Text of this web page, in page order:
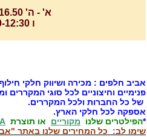
א' - ה' 16.50 -8.30
ו 8.30-12:30
חלפים : מכירה ושיווק חלקי
וחיצוניים לכל סוגי המקררים
כל החברות ולכל המקררים.
לכל חלקי הארץ.
הפילטרים שלנו מקורייםאו תוצרת
לב: כל המחירים שלנו באתר